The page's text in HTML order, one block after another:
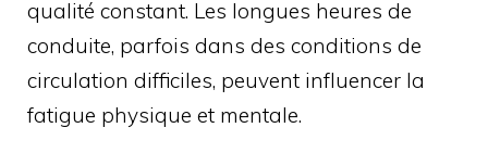
qualité constant. Les longues heures de
conduite, parfois dans des conditions de
circulation difficiles, peuvent influencer la
fatigue physique et mentale.